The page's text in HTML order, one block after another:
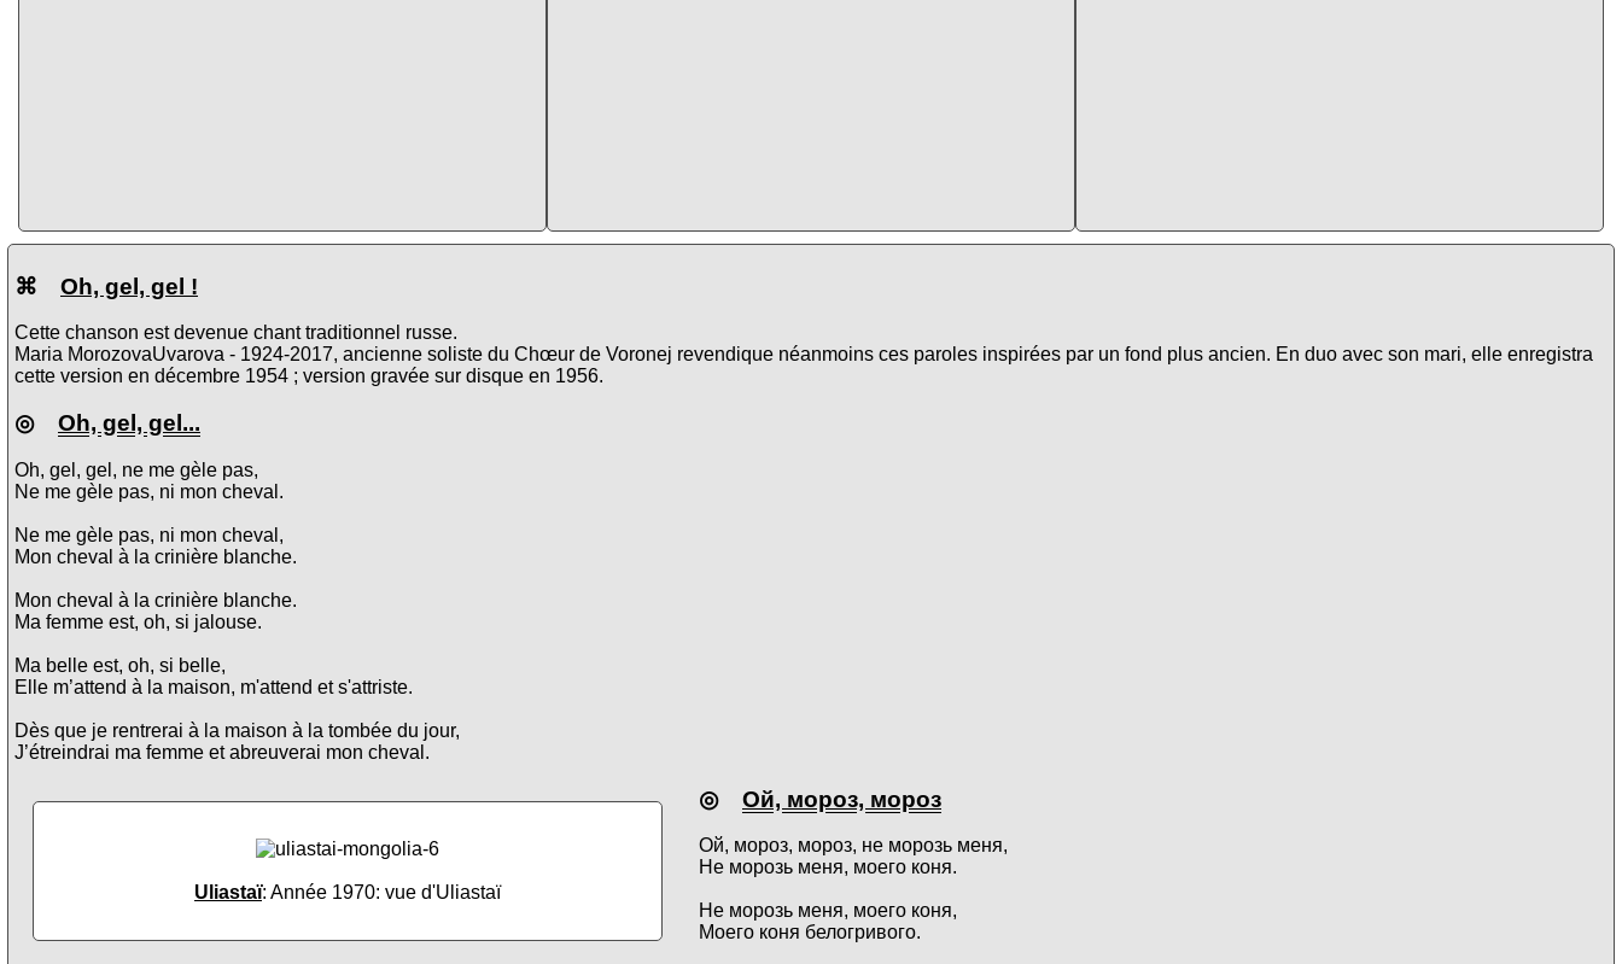
⌘ Oh, gel, gel !
Cette chanson est devenue chant traditionnel russe.
Maria MorozovaUvarova - 1924-2017, ancienne soliste du Chœur de Voronej revendique néanmoins ces paroles inspirées par un fond plus ancien. En duo avec son mari, elle enregistra
cette version en décembre 1954 ; version gravée sur disque en 1956.
◎ Oh, gel, gel...
Oh, gel, gel, ne me gèle pas,
Ne me gèle pas, ni mon cheval.
Ne me gèle pas, ni mon cheval,
Mon cheval à la crinière blanche.
Mon cheval à la crinière blanche.
Ma femme est, oh, si jalouse.
Ma belle est, oh, si belle,
Elle m’attend à la maison, m'attend et s'attriste.
Dès que je rentrerai à la maison à la tombée du jour,
J’étreindrai ma femme et abreuverai mon cheval.
Uliastaï: Année 1970: vue d'Uliastaï
◎ Ой, мороз, мороз
Ой, мороз, мороз, не морозь меня,
Не морозь меня, моего коня.
Не морозь меня, моего коня,
Моего коня белогривого.